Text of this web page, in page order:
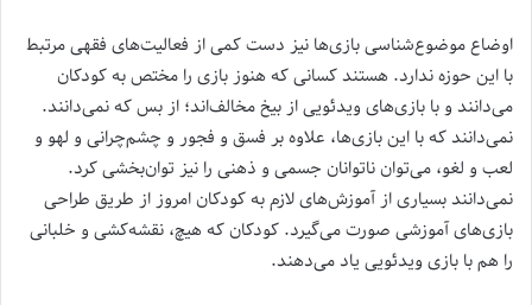
اوضاع موضوع‌شناسی بازی‌ها نیز دست کمی از فعالیت‌های فقهی مرتبط
با این حوزه ندارد. هستند کسانی که هنوز بازی را مختص به کودکان
می‌دانند و با بازی‌های ویدئویی از بیخ مخالف‌اند؛ از بس که نمی‌دانند.
نمی‌دانند که با این بازی‌ها، علاوه بر فسق و فجور و چشم‌چرانی و لهو و
لعب و لغو، می‌توان ناتوانان جسمی و ذهنی را نیز توان‌بخشی کرد.
نمی‌دانند بسیاری از آموزش‌های لازم به کودکان امروز از طریق طراحی
بازی‌های آموزشی صورت می‌گیرد. کودکان که هیچ، نقشه‌کشی و خلبانی
را هم با بازی ویدئویی یاد می‌دهند.